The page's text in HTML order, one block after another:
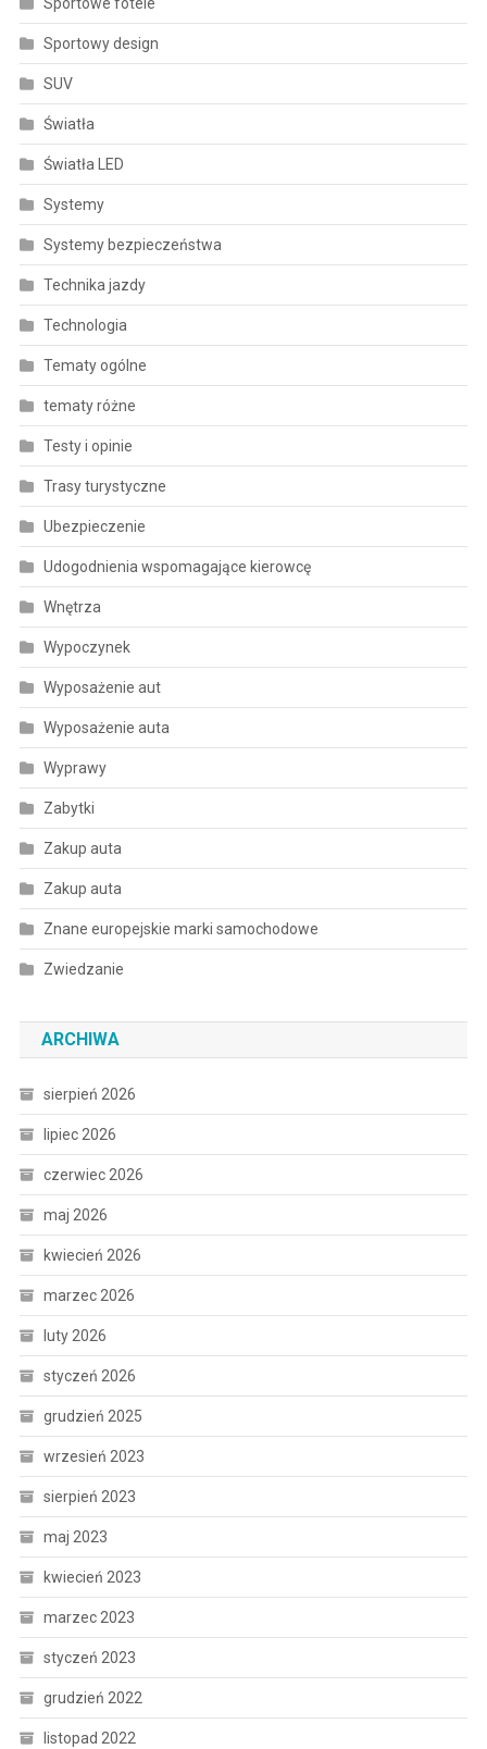
Sportowe fotele
Sportowy design
SUV
Światła
Światła LED
Systemy
Systemy bezpieczeństwa
Technika jazdy
Technologia
Tematy ogólne
tematy różne
Testy i opinie
Trasy turystyczne
Ubezpieczenie
Udogodnienia wspomagające kierowcę
Wnętrza
Wypoczynek
Wyposażenie aut
Wyposażenie auta
Wyprawy
Zabytki
Zakup auta
Zakup auta
Znane europejskie marki samochodowe
Zwiedzanie
ARCHIWA
sierpień 2026
lipiec 2026
czerwiec 2026
maj 2026
kwiecień 2026
marzec 2026
luty 2026
styczeń 2026
grudzień 2025
wrzesień 2023
sierpień 2023
maj 2023
kwiecień 2023
marzec 2023
styczeń 2023
grudzień 2022
listopad 2022